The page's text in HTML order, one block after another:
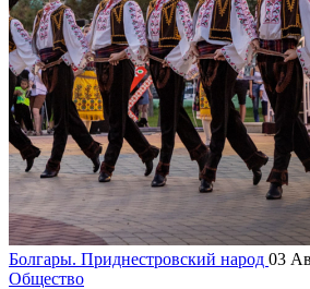
Болгары. Приднестровский народ 03
Общество